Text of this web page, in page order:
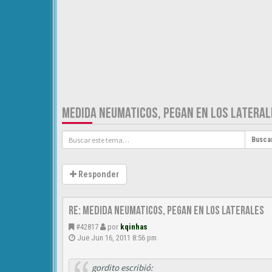
MEDIDA NEUMATICOS, PEGAN EN LOS
Responder
Re: medida neumaticos, pegan en los laterales
#42817 por kqinhas
Jue Jun 16, 2011 8:56 pm
gordito escribió: